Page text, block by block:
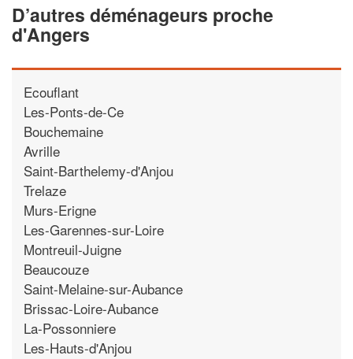
D’autres déménageurs proche
d'Angers
Ecouflant
Les-Ponts-de-Ce
Bouchemaine
Avrille
Saint-Barthelemy-d'Anjou
Trelaze
Murs-Erigne
Les-Garennes-sur-Loire
Montreuil-Juigne
Beaucouze
Saint-Melaine-sur-Aubance
Brissac-Loire-Aubance
La-Possonniere
Les-Hauts-d'Anjou